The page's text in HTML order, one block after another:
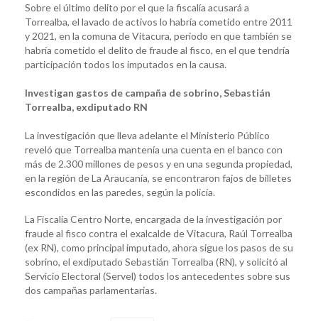
Sobre el último delito por el que la fiscalía acusará a
Torrealba, el lavado de activos lo habría cometido entre 2011
y 2021, en la comuna de Vitacura, periodo en que también se
habría cometido el delito de fraude al fisco, en el que tendría
participación todos los imputados en la causa.
Investigan gastos de campaña de sobrino, Sebastián
Torrealba, exdiputado RN
La investigación que lleva adelante el Ministerio Público
reveló que Torrealba mantenía una cuenta en el banco con
más de 2.300 millones de pesos y en una segunda propiedad,
en la región de La Araucanía, se encontraron fajos de billetes
escondidos en las paredes, según la policía.
La Fiscalía Centro Norte, encargada de la investigación por
fraude al fisco contra el exalcalde de Vitacura, Raúl Torrealba
(ex RN), como principal imputado, ahora sigue los pasos de su
sobrino, el exdiputado Sebastián Torrealba (RN), y solicitó al
Servicio Electoral (Servel) todos los antecedentes sobre sus
dos campañas parlamentarias.